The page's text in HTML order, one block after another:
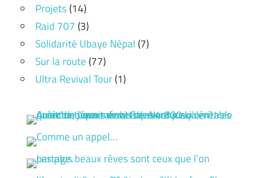
Projets(14)
Raid 707(3)
Solidarité Ubaye Népal(7)
Sur la route(77)
Ultra Revival Tour(1)